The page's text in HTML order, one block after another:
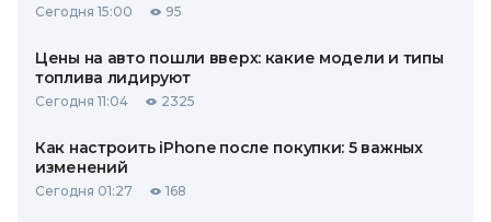
Сегодня 15:00 95
Цены на авто пошли вверх: какие модели и типы
топлива лидируют
Сегодня 11:04 2325
Как настроить iPhone после покупки: 5 важных
изменений
Сегодня 01:27 168